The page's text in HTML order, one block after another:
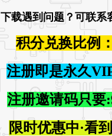
下载遇到问题？可联系
积分兑换比例
注册即是永久
注册邀请码只要
限时优惠中·看